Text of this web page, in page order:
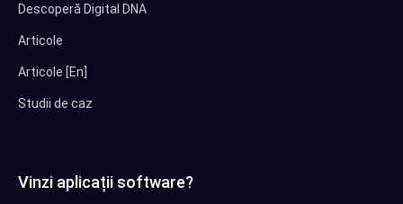
Descoperă Digital DNA
Articole
Articole [En]
Studii de caz
Vinzi aplicații software?